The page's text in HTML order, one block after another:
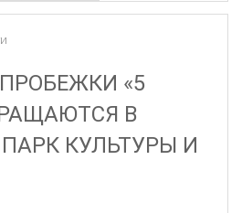
«5
В
КУЛЬТУРЫ И